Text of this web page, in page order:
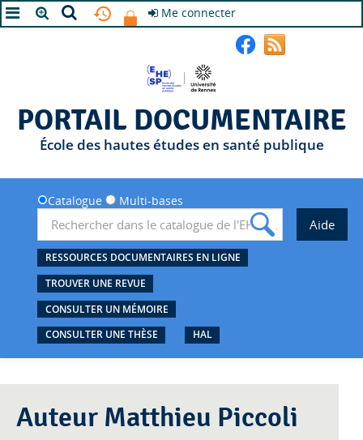
Me connecter
PORTAIL DOCUMENTAIRE
École des hautes études en santé publique
Catalogue Multi-bases
RESSOURCES DOCUMENTAIRES EN LIGNE
TROUVER UNE REVUE
CONSULTER UN MÉMOIRE
CONSULTER UNE THÈSE
HAL
Auteur Matthieu Piccoli